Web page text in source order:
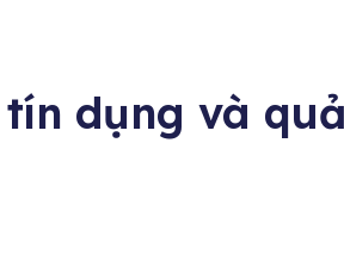
dụng và